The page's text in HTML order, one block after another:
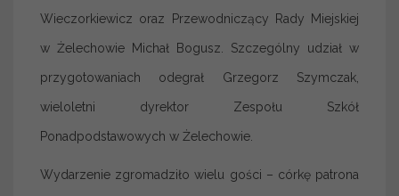
Wieczorkiewicz oraz Przewodniczący Rady Miejskiej
w Żelechowie Michał Bogusz. Szczególny udział w
przygotowaniach odegrał Grzegorz Szymczak,
wieloletni dyrektor Zespołu Szkół
Ponadpodstawowych w Żelechowie.
Wydarzenie zgromadziło wielu gości – córkę patrona